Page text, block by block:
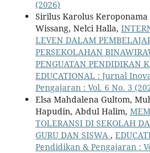
(2026)
Sirilus Karolus
Wissang, Nelci Halla,
LEVEN DALAM
PERSEKOLAHAN
PENGUATAN PENDIDIKAN
EDUCATIONAL : Jurnal
Pengajaran : Vol. 6 No. 3
Elsa Mahdalena Gultom,
Hapudin, Abdul Halim,
TOLERANSI DI SEKOLAH
GURU DAN SISWA ,
Pendidikan & Pengajaran :